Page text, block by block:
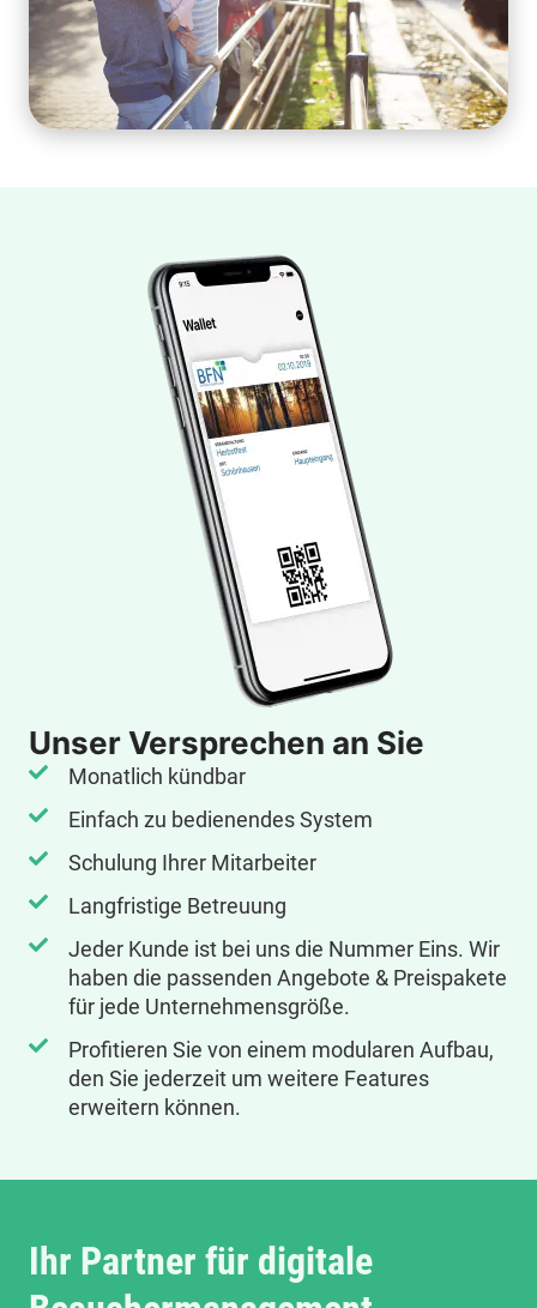
Unser Versprechen an Sie
Monatlich kündbar
Einfach zu bedienendes System
Schulung Ihrer Mitarbeiter
Langfristige Betreuung
Jeder Kunde ist bei uns die Nummer Eins. Wir
haben die passenden Angebote & Preispakete
für jede Unternehmensgröße.
Profitieren Sie von einem modularen Aufbau,
den Sie jederzeit um weitere Features
erweitern können.
Ihr Partner für digitale